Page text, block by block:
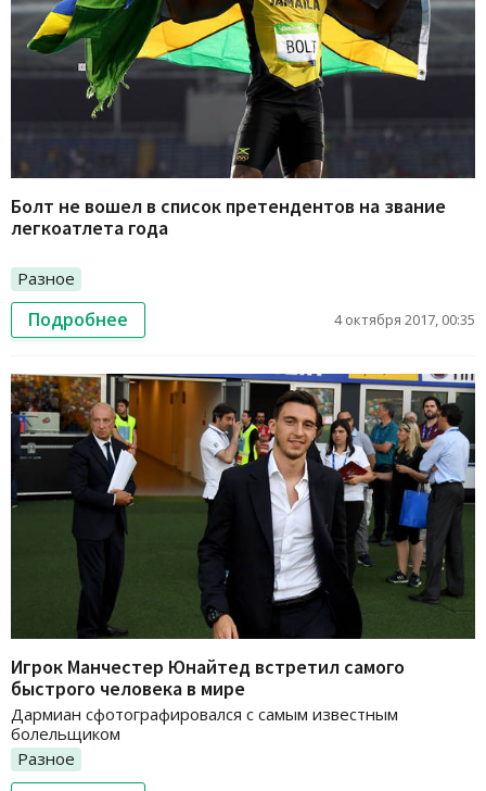
Болт не вошел в список претендентов на звание
легкоатлета года
Разное
Подробнее 4 октября 2017, 00:35
Игрок Манчестер Юнайтед встретил самого
быстрого человека в мире
Дармиан сфотографировался с самым известным
болельщиком
Разное